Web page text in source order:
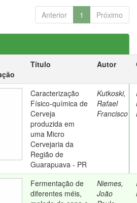
Anterior 1 Próximo
Título Autor
Caracterização
Físico-química de
Cerveja
produzida em
uma Micro
Cervejaria da
Região de
Guarapuava - PR
Kutkoski,
Rafael
Francisco
Fermentação de
diferentes méis,
Niemes,
João